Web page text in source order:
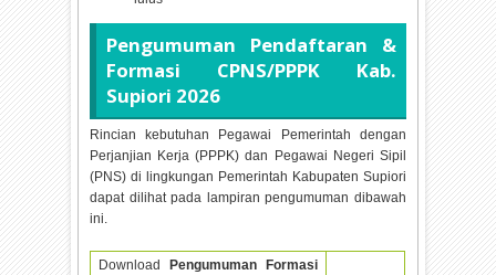
Pengumuman Pendaftaran &
Formasi CPNS/PPPK Kab.
Supiori 2026
Rincian kebutuhan Pegawai Pemerintah dengan
Perjanjian Kerja (PPPK) dan Pegawai Negeri Sipil
(PNS) di lingkungan Pemerintah Kabupaten Supiori
dapat dilihat pada lampiran pengumuman dibawah
ini.
Download
Pengumuman Formasi